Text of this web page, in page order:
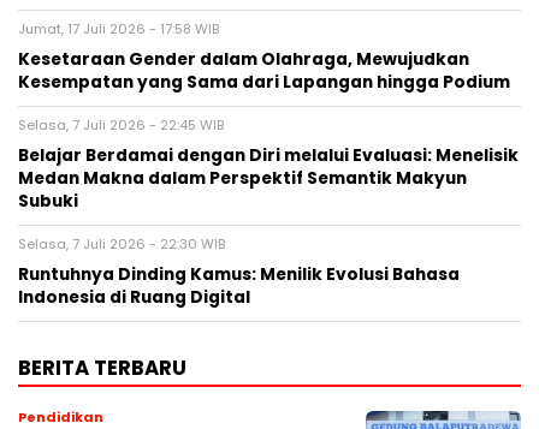
Jumat, 17 Juli 2026 - 17:58 WIB
Kesetaraan Gender dalam Olahraga, Mewujudkan
Kesempatan yang Sama dari Lapangan hingga Podium
Selasa, 7 Juli 2026 - 22:45 WIB
Belajar Berdamai dengan Diri melalui Evaluasi: Menelisik
Medan Makna dalam Perspektif Semantik Makyun
Subuki
Selasa, 7 Juli 2026 - 22:30 WIB
Runtuhnya Dinding Kamus: Menilik Evolusi Bahasa
Indonesia di Ruang Digital
BERITA TERBARU
Pendidikan